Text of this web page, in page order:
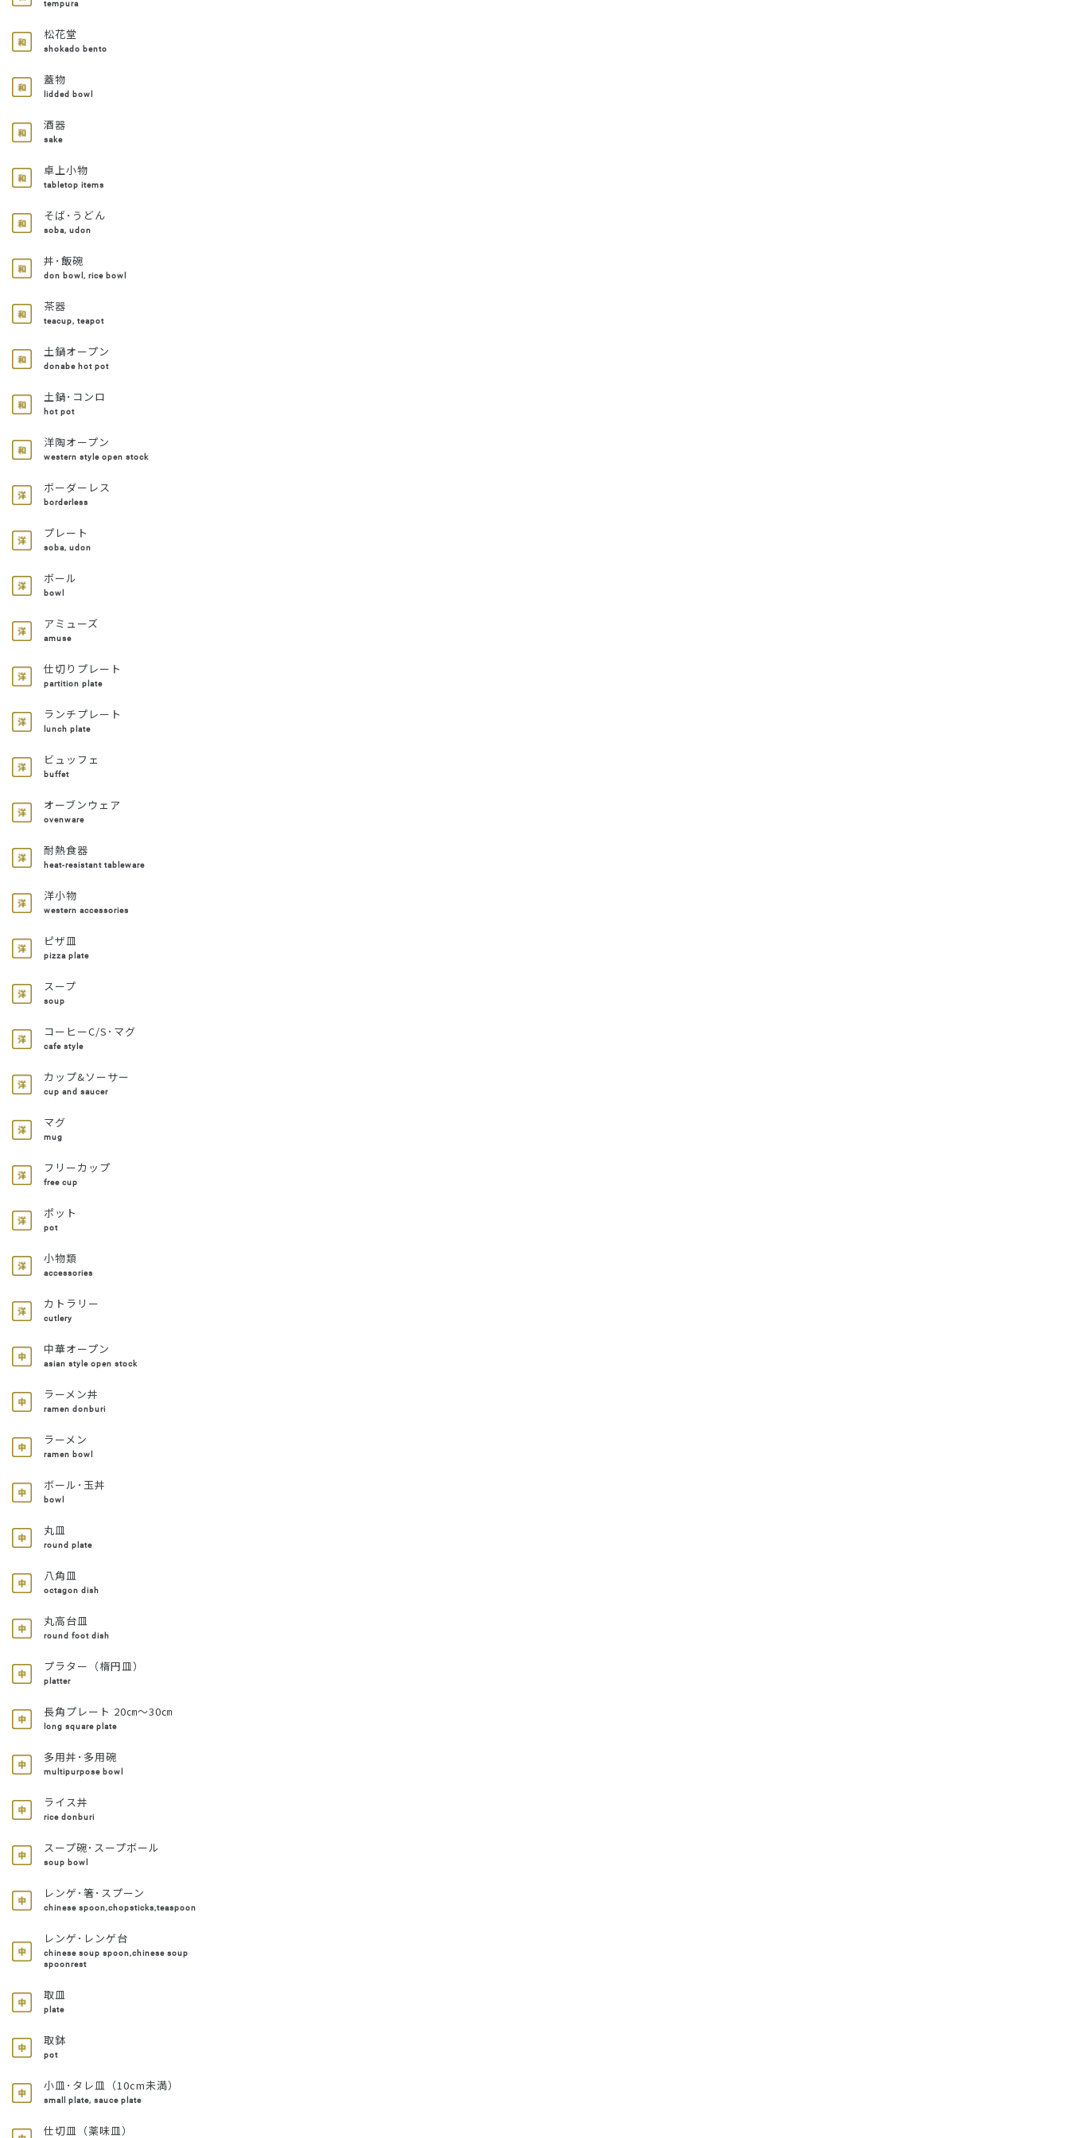
tempura
松花堂
shokado bento
蓋物
lidded bowl
酒器
sake
卓上小物
tabletop items
そば･うどん
soba, udon
丼･飯碗
don bowl, rice bowl
茶器
teacup, teapot
土鍋オープン
donabe hot pot
土鍋･コンロ
hot pot
洋陶オープン
western style open stock
ボーダーレス
borderless
プレート
soba, udon
ボール
bowl
アミューズ
amuse
仕切りプレート
partition plate
ランチプレート
lunch plate
ビュッフェ
buffet
オーブンウェア
ovenware
耐熱食器
heat-resistant tableware
洋小物
western accessories
ピザ皿
pizza plate
スープ
soup
コーヒーC/S･マグ
cafe style
カップ&ソーサー
cup and saucer
マグ
mug
フリーカップ
free cup
ポット
pot
小物類
accessories
カトラリー
cutlery
中華オープン
asian style open stock
ラーメン丼
ramen donburi
ラーメン
ramen bowl
ボール･玉丼
bowl
丸皿
round plate
八角皿
octagon dish
丸高台皿
round foot dish
プラター（楕円皿）
platter
長角プレート 20㎝～30㎝
long square plate
多用丼･多用碗
multipurpose bowl
ライス丼
rice donburi
スープ碗･スープボール
soup bowl
レンゲ･箸･スプーン
chinese spoon,chopsticks,teaspoon
レンゲ･レンゲ台
chinese soup spoon,chinese soup
spoonrest
取皿
plate
取鉢
pot
小皿･タレ皿（10cm未満）
small plate, sauce plate
仕切皿（薬味皿）